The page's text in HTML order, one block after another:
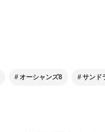
オーシャンズ8 サンド